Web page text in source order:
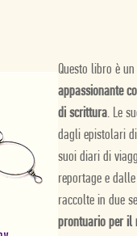
Questo libro è un
appassionante
di scrittura. Le
dagli epistolari
suoi diari di
reportage e
raccolte in due
prontuario per il